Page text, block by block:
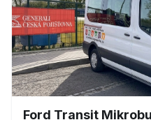
Ford Transit